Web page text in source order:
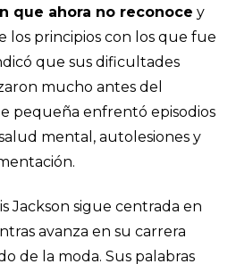
que ahora no reconoce y
los principios con los que fue
que sus dificultades
mucho antes del
pequeña enfrentó episodios
mental, autolesiones y
Jackson sigue centrada en
avanza en su carrera
de la moda. Sus palabras